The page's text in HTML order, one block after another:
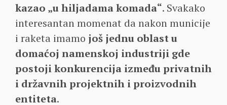
kazao „u hiljadama komada“. Svakako
interesantan momenat da nakon municije
i raketa imamo još jednu oblast u
domaćoj namenskoj industriji gde
postoji konkurencija između privatnih
i državnih projektnih i proizvodnih
entiteta.